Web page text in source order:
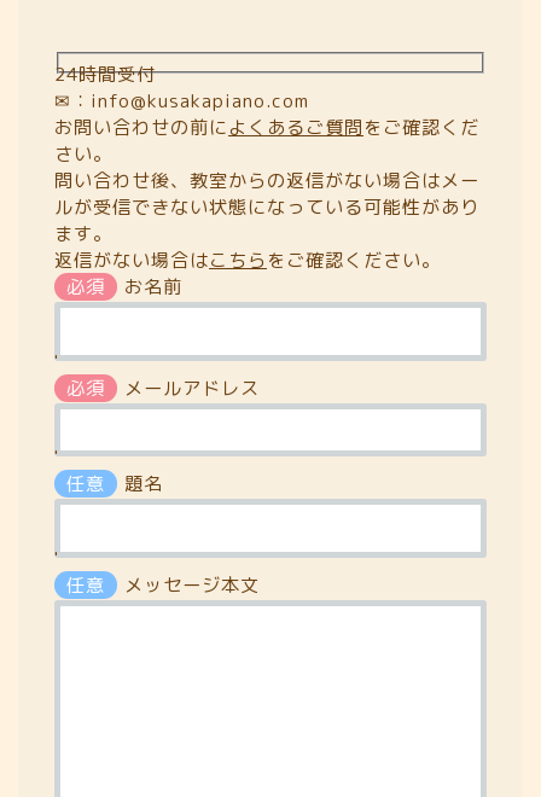
24時間受付
✉：info@kusakapiano.com
お問い合わせの前によくあるご質問をご確認くだ
さい。
問い合わせ後、教室からの返信がない場合はメー
ルが受信できない状態になっている可能性があり
ます。
返信がない場合はこちら をご確認ください。
必須
お名前
'
必須
メールアドレス
'
任意
題名
'
任意
メッセージ本文